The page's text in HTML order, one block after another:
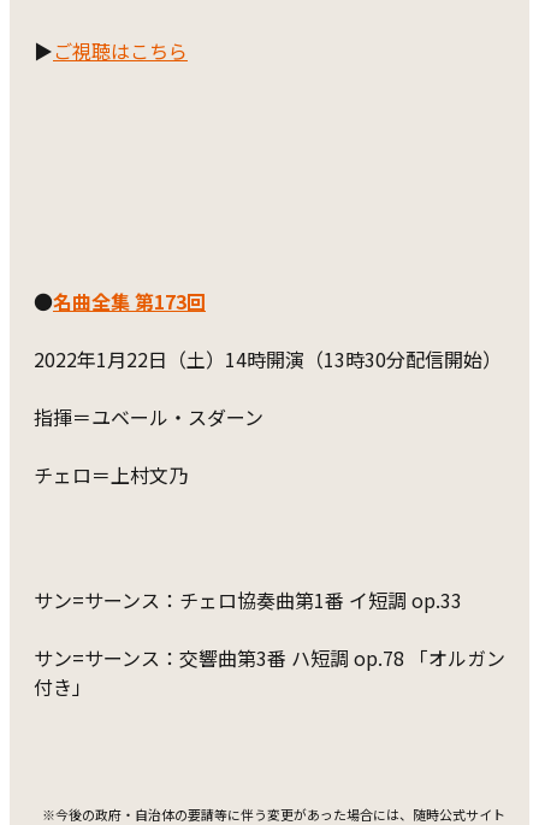
▶ご視聴はこちら
●名曲全集 第173回
2022年1月22日（土）14時開演（13時30分配信開始）
指揮＝ユベール・スダーン
チェロ＝上村文乃
サン=サーンス：チェロ協奏曲第1番 イ短調 op.33
サン=サーンス：交響曲第3番 ハ短調 op.78 「オルガン
付き」
※今後の政府・自治体の要請等に伴う変更があった場合には、随時公式サイト